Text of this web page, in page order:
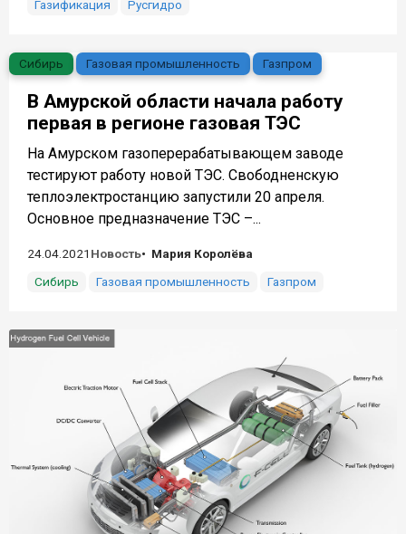
Газификация Русгидро
Сибирь Газовая промышленность Газпром
В Амурской области начала работу
первая в регионе газовая ТЭС
На Амурском газоперерабатывающем заводе
тестируют работу новой ТЭС. Свободненскую
теплоэлектростанцию запустили 20 апреля.
Основное предназначение ТЭС –...
24.04.2021 Новость
Мария Королёва
Сибирь
Газовая промышленность Газпром